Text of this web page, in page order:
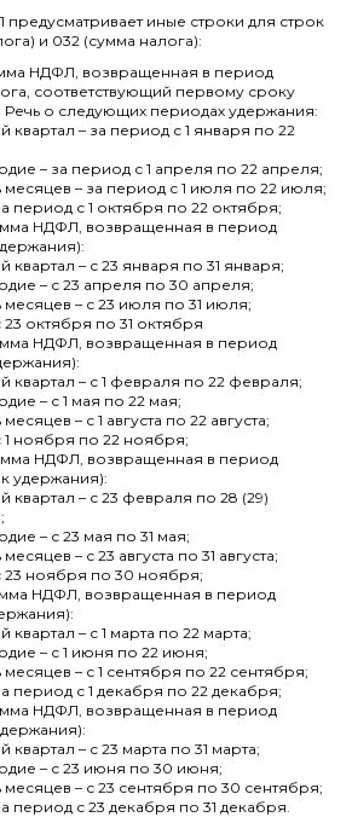
иные строки для строк
и 032 (сумма налога):
НДФЛ, возвращенная в период
соответствующий первому сроку
о следующих периодах удержания:
квартал – за период с 1 января по 22
– за период с 1 апреля по 22 апреля;
месяцев – за период с 1 июля по 22 июля;
период с 1 октября по 22 октября;
НДФЛ, возвращенная в период
квартал – с 23 января по 31 января;
– с 23 апреля по 30 апреля;
месяцев – с 23 июля по 31 июля;
23 октября по 31 октября
НДФЛ, возвращенная в период
квартал – с 1 февраля по 22 февраля;
– с 1 мая по 22 мая;
месяцев – с 1 августа по 22 августа;
1 ноября по 22 ноября;
НДФЛ, возвращенная в период
удержания):
квартал – с 23 февраля по 28 (29)
– с 23 мая по 31 мая;
месяцев – с 23 августа по 31 августа;
23 ноября по 30 ноября;
НДФЛ, возвращенная в период
квартал – с 1 марта по 22 марта;
– с 1 июня по 22 июня;
месяцев – с 1 сентября по 22 сентября;
период с 1 декабря по 22 декабря;
НДФЛ, возвращенная в период
квартал – с 23 марта по 31 марта;
– с 23 июня по 30 июня;
месяцев – с 23 сентября по 30 сентября;
период с 23 декабря по 31 декабря.